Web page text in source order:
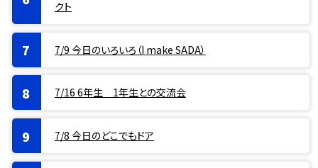
クト
7/9 今日のいろいろ（I make SADA）
7/16 6年生 1年生との交流会
7/8 今日のどこでもドア